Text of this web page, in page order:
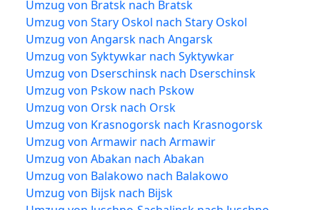
Umzug von Bratsk nach Bratsk
Umzug von Stary Oskol nach Stary Oskol
Umzug von Angarsk nach Angarsk
Umzug von Syktywkar nach Syktywkar
Umzug von Dserschinsk nach Dserschinsk
Umzug von Pskow nach Pskow
Umzug von Orsk nach Orsk
Umzug von Krasnogorsk nach Krasnogorsk
Umzug von Armawir nach Armawir
Umzug von Abakan nach Abakan
Umzug von Balakowo nach Balakowo
Umzug von Bijsk nach Bijsk